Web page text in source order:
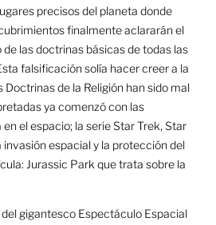
precisos del planeta donde
finalmente aclararán el
las doctrinas básicas de todas las
falsificación solía hacer creer a la
Doctrinas de la Religión han sido mal
ya comenzó con las
el espacio; la serie Star Trek, Star
espacial y la protección del
Jurassic Park que trata sobre la
gigantesco Espectáculo Espacial